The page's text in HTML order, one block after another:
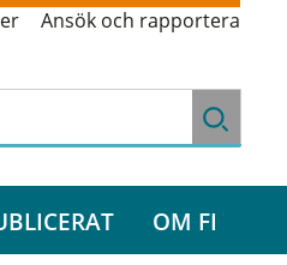
Ansök och rapportera
OM FI